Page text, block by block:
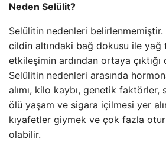
Neden Selülit?
Selülitin nedenleri
cildin altındaki bağ dokusu ile yağ
etkileşimin ardından ortaya
Selülitin nedenleri arasında
alımı, kilo kaybı, genetik faktörler,
ölü yaşam ve sigara içilmesi yer
kıyafetler giymek ve çok fazla
olabilir.